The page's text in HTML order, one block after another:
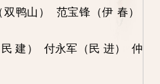
鸭山） 范宝锋（伊 春）
建） 付永军（民 进） 仲